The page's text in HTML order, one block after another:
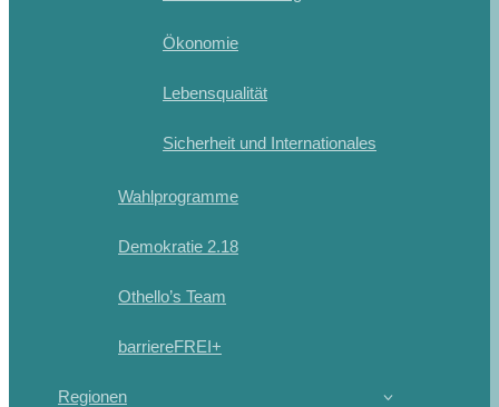
Ökonomie
Lebensqualität
Sicherheit und Internationales
Wahlprogramme
Demokratie 2.18
Othello’s Team
barriereFREI+
Regionen